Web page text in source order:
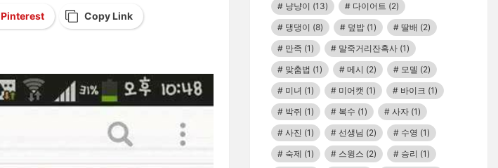
Pinterest Copy Link
냥냥이 (13) 다이어트 (2)
댕댕이 (8) 덮밥 (1) 딸배 (2)
만족 (1) 말죽거리잔혹사 (1)
맞춤법 (1) 메시 (2) 모델 (2)
미녀 (1) 미어캣 (1) 바이크 (1)
박쥐 (1) 복수 (1) 사자 (1)
사진 (1) 선생님 (2) 수영 (1)
숙제 (1) 스윙스 (2) 승리 (1)